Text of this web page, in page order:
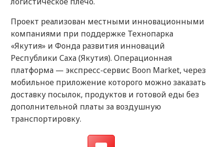
Проект реализован местными инновационными
компаниями при поддержке Технопарка
«Якутия» и Фонда развития инноваций
Республики Саха (Якутия). Операционная
платформа — экспресс-сервис Boon Market, через
мобильное приложение которого можно заказать
доставку посылок, продуктов и готовой еды без
дополнительной платы за воздушную
транспортировку.